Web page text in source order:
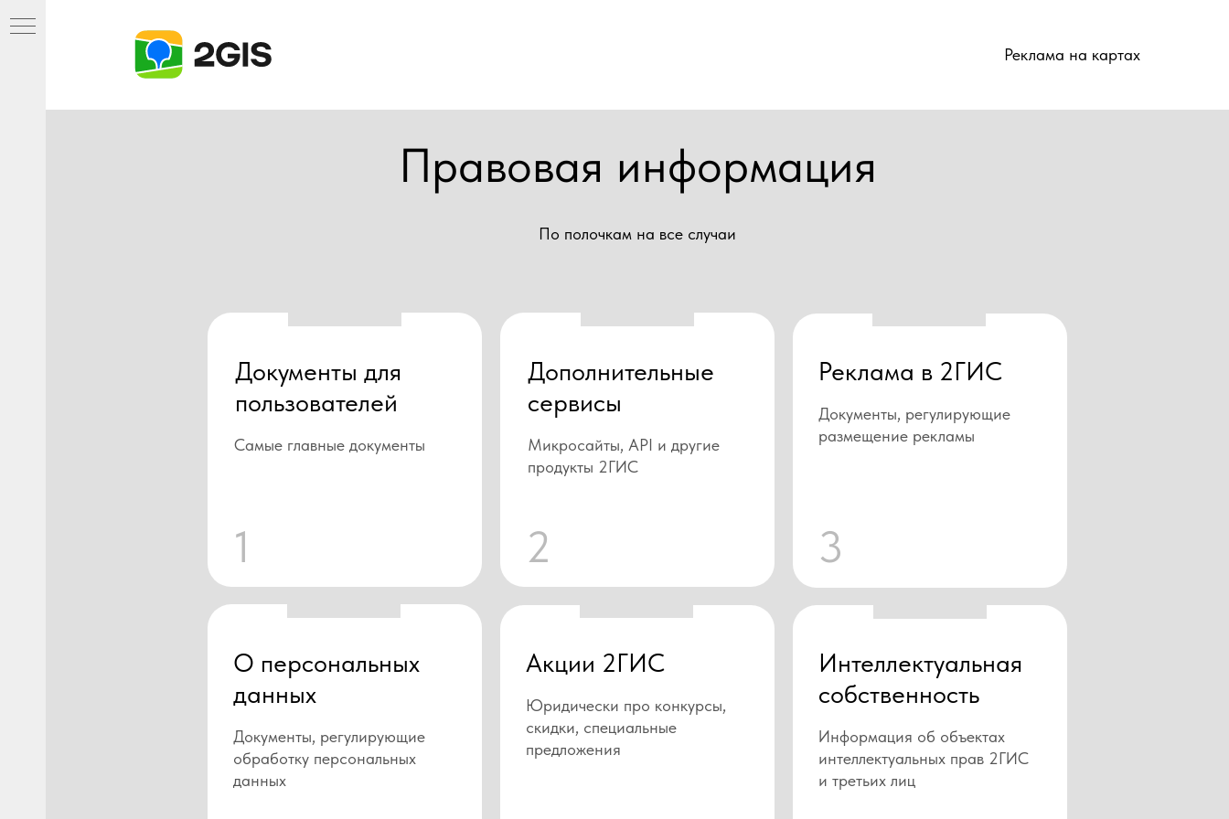
Реклама на картах
Правовая информация
По полочкам на все случаи
Интеллектуальная
собственность
Акции 2ГИС
Документы для
пользователей
Информация об объектах
интеллектуальных прав 2ГИС
и третьих лиц
Самые главные документы
Юридически про конкурсы,
скидки, специальные
предложения
О персональных
данных
Документы, регулирующие
обработку персональных
данных
1
Дополнительные
сервисы
Микросайты, API и другие
продукты 2ГИС
Реклама в 2ГИС
2
Документы, регулирующие
размещение рекламы
3